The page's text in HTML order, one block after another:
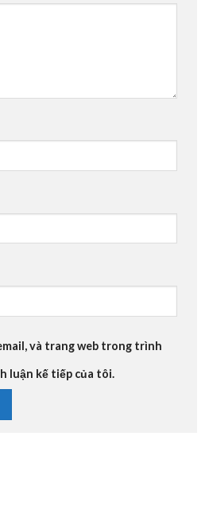
và trang web trong trình
luận kế tiếp của tôi.